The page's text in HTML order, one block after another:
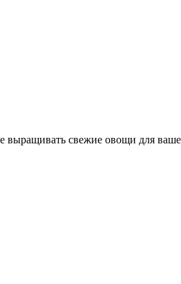
выращивать свежие овощи для